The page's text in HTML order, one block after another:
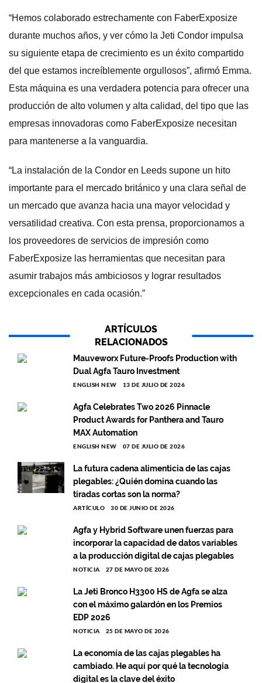
“Hemos colaborado estrechamente con FaberExposize
durante muchos años, y ver cómo la Jeti Condor impulsa
su siguiente etapa de crecimiento es un éxito compartido
del que estamos increíblemente orgullosos”, afirmó Emma.
Esta máquina es una verdadera potencia para ofrecer una
producción de alto volumen y alta calidad, del tipo que las
empresas innovadoras como FaberExposize necesitan
para mantenerse a la vanguardia.
“La instalación de la Condor en Leeds supone un hito
importante para el mercado británico y una clara señal de
un mercado que avanza hacia una mayor velocidad y
versatilidad creativa. Con esta prensa, proporcionamos a
los proveedores de servicios de impresión como
FaberExposize las herramientas que necesitan para
asumir trabajos más ambiciosos y lograr resultados
excepcionales en cada ocasión.”
ARTÍCULOS
RELACIONADOS
Mauveworx Future-Proofs Production with
Dual Agfa Tauro Investment
ENGLISH NEW 13 DE JULIO DE 2026
Agfa Celebrates Two 2026 Pinnacle
Product Awards for Panthera and Tauro
MAX Automation
ENGLISH NEW 07 DE JULIO DE 2026
La futura cadena alimenticia de las cajas
plegables: ¿Quién domina cuando las
tiradas cortas son la norma?
ARTÍCULO 30 DE JUNIO DE 2026
Agfa y Hybrid Software unen fuerzas para
incorporar la capacidad de datos variables
a la producción digital de cajas plegables
NOTICIA 27 DE MAYO DE 2026
La Jeti Bronco H3300 HS de Agfa se alza
con el máximo galardón en los Premios
EDP 2026
NOTICIA 25 DE MAYO DE 2026
La economía de las cajas plegables ha
cambiado. He aquí por qué la tecnología
digital es la clave del éxito